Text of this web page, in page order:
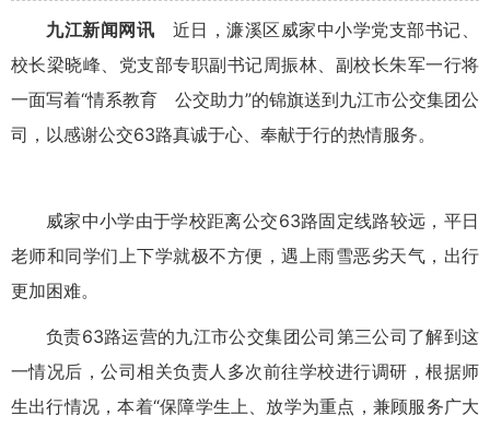
九江新闻网讯 近日，濂溪区威家中小学党支部书记、
校长梁晓峰、党支部专职副书记周振林、副校长朱军一行将
一面写着“情系教育 公交助力”的锦旗送到九江市公交集团公
司，以感谢公交63路真诚于心、奉献于行的热情服务。
威家中小学由于学校距离公交63路固定线路较远，平日
老师和同学们上下学就极不方便，遇上雨雪恶劣天气，出行
更加困难。
负责63路运营的九江市公交集团公司第三公司了解到这
一情况后，公司相关负责人多次前往学校进行调研，根据师
生出行情况，本着“保障学生上、放学为重点，兼顾服务广大